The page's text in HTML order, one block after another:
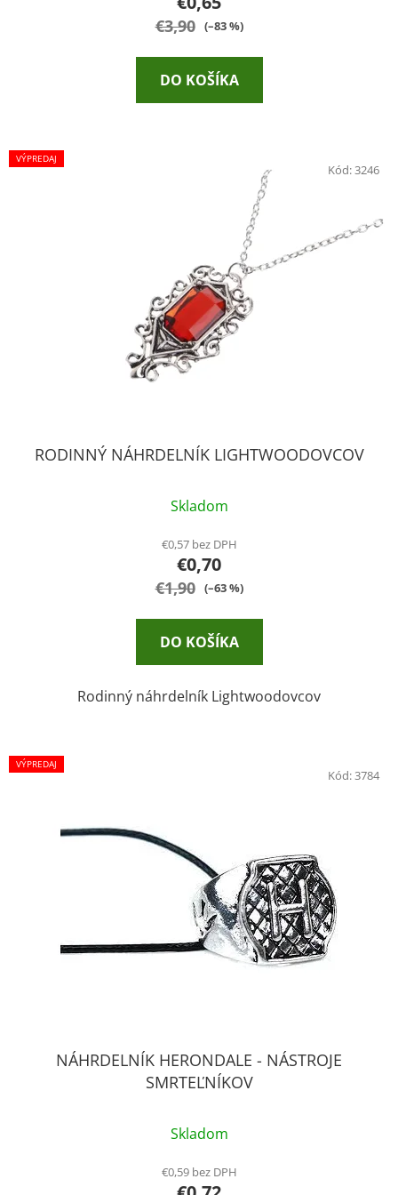
€3,90 (–83 %)
DO KOŠÍKA
VÝPREDAJ
RODINNÝ NÁHRDELNÍK LIGHTWOODOVCOV
Skladom
€0,57 bez DPH
€0,70
€1,90 (–63 %)
DO KOŠÍKA
Rodinný náhrdelník Lightwoodovcov
Kód:3246
VÝPREDAJ
NÁHRDELNÍK HERONDALE - NÁSTROJE
SMRTEĽNÍKOV
Skladom
€0,59 bez DPH
Kód:3784